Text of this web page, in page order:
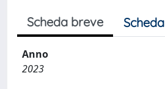
Scheda breve
Anno
2023